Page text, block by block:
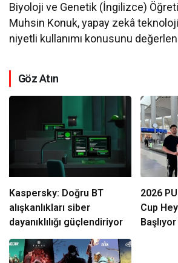
Biyoloji ve Genetik (İngilizce)
Muhsin Konuk, yapay zekâ
niyetli kullanımı konusunu
Göz Atın
Kaspersky: Doğru BT
alışkanlıkları siber
dayanıklılığı güçlendiriyor
2026
Cup
Başlıyor